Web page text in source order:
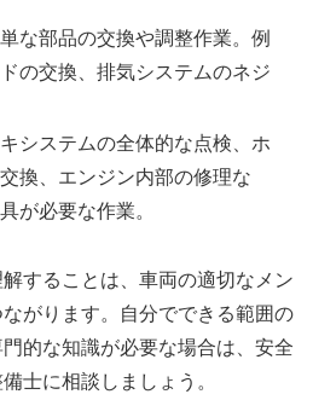
な部品の交換や調整作業。例
の交換、排気システムのネジ
システムの全体的な点検、ホ
換、エンジン内部の修理な
が必要な作業。
することは、車両の適切なメン
がります。自分でできる範囲の
的な知識が必要な場合は、安全
士に相談しましょう。